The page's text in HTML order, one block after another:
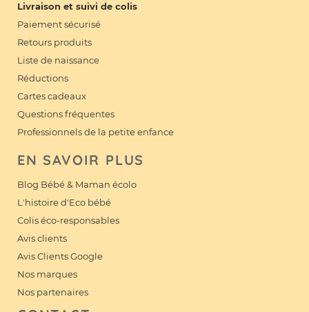
Livraison et suivi de colis
Paiement sécurisé
Retours produits
Liste de naissance
Réductions
Cartes cadeaux
Questions fréquentes
Professionnels de la petite enfance
EN SAVOIR PLUS
Blog Bébé & Maman écolo
L'histoire d'Eco bébé
Colis éco-responsables
Avis clients
Avis Clients Google
Nos marques
Nos partenaires